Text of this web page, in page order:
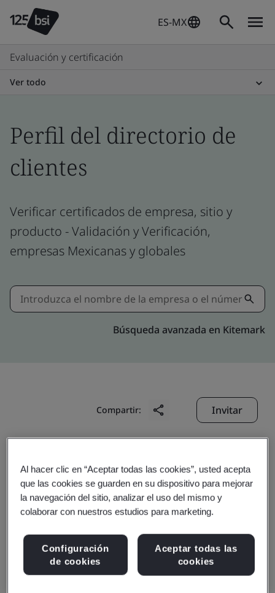
ES-MX
Evaluación y certificación
Ver todo
Perfil del directorio de
clientes
Verificar certificados de empresa, sitio y
producto - Validación y Verificación,
empresas Mexicanas y globales
Búsqueda avanzada en Kitemark
Compartir: Invitar
Jiangsu Feiliks
International Logistics
Al hacer clic en “Aceptar todas las cookies”, usted acepta
que las cookies se guarden en su dispositivo para mejorar
la navegación del sitio, analizar el uso del mismo y
colaborar con nuestros estudios para marketing.
Configuración
de cookies
Aceptar todas las
cookies